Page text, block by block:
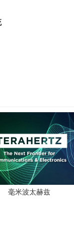
毫米波太赫兹